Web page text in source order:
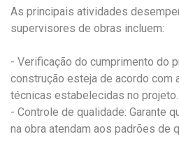
As principais atividades
supervisores de obras incluem:
- Verificação do cumprimento do
construção esteja de acordo com
técnicas estabelecidas no projeto.
- Controle de qualidade: Garante
na obra atendam aos padrões de